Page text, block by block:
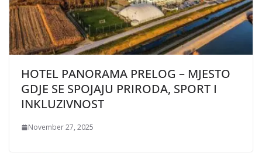
HOTEL PANORAMA PRELOG – MJESTO
GDJE SE SPOJAJU PRIRODA, SPORT I
INKLUZIVNOST
November 27, 2025